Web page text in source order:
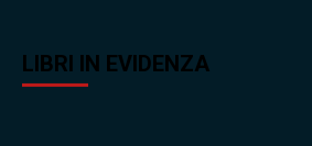
LIBRI IN EVIDENZA